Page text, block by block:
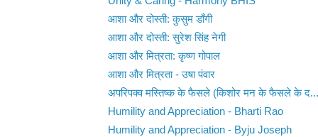
आशा और दोस्ती: कुसुम डाँगी
आशा और दोस्ती: सुरेश सिंह नेगी
आशा और मित्रता: कृष्ण गोपाल
आशा और मित्रता - उषा पंवार
अपरिपक्व मस्तिष्क के फैसले (किशोर मन के फैसले के द...
Humility and Appreciation - Bharti Rao
Humility and Appreciation - Byju Joseph